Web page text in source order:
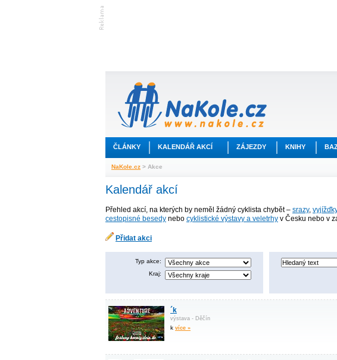
ČLÁNKY KALENDÁŘ AKCÍ ZÁJEZDY KNIHY
NaKole.cz > Akce
Kalendář akcí
Přehled akcí, na kterých by neměl žádný cyklista chybět – srazy, vyjížďky
cestopisné besedy nebo cyklistické výstavy a veletrhy v Česku nebo v
Přidat akci
Typ akce:
Kraj:
´k
výstava - Děčín
k více »